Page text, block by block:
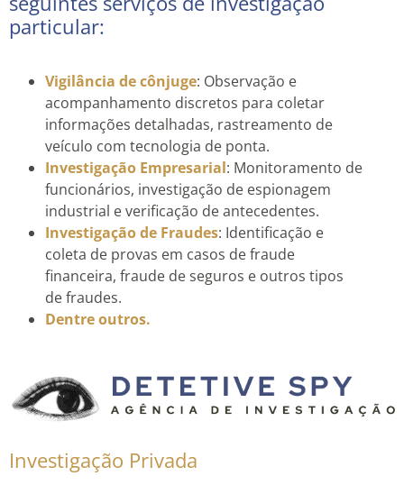
particular:
Vigilância de cônjuge: Observação e
acompanhamento discretos para coletar
informações detalhadas, rastreamento de
veículo com tecnologia de ponta.
Investigação Empresarial: Monitoramento de
funcionários, investigação de espionagem
industrial e verificação de antecedentes.
Investigação de Fraudes: Identificação e
coleta de provas em casos de fraude
financeira, fraude de seguros e outros tipos
de fraudes.
Dentre outros.
Investigação Privada